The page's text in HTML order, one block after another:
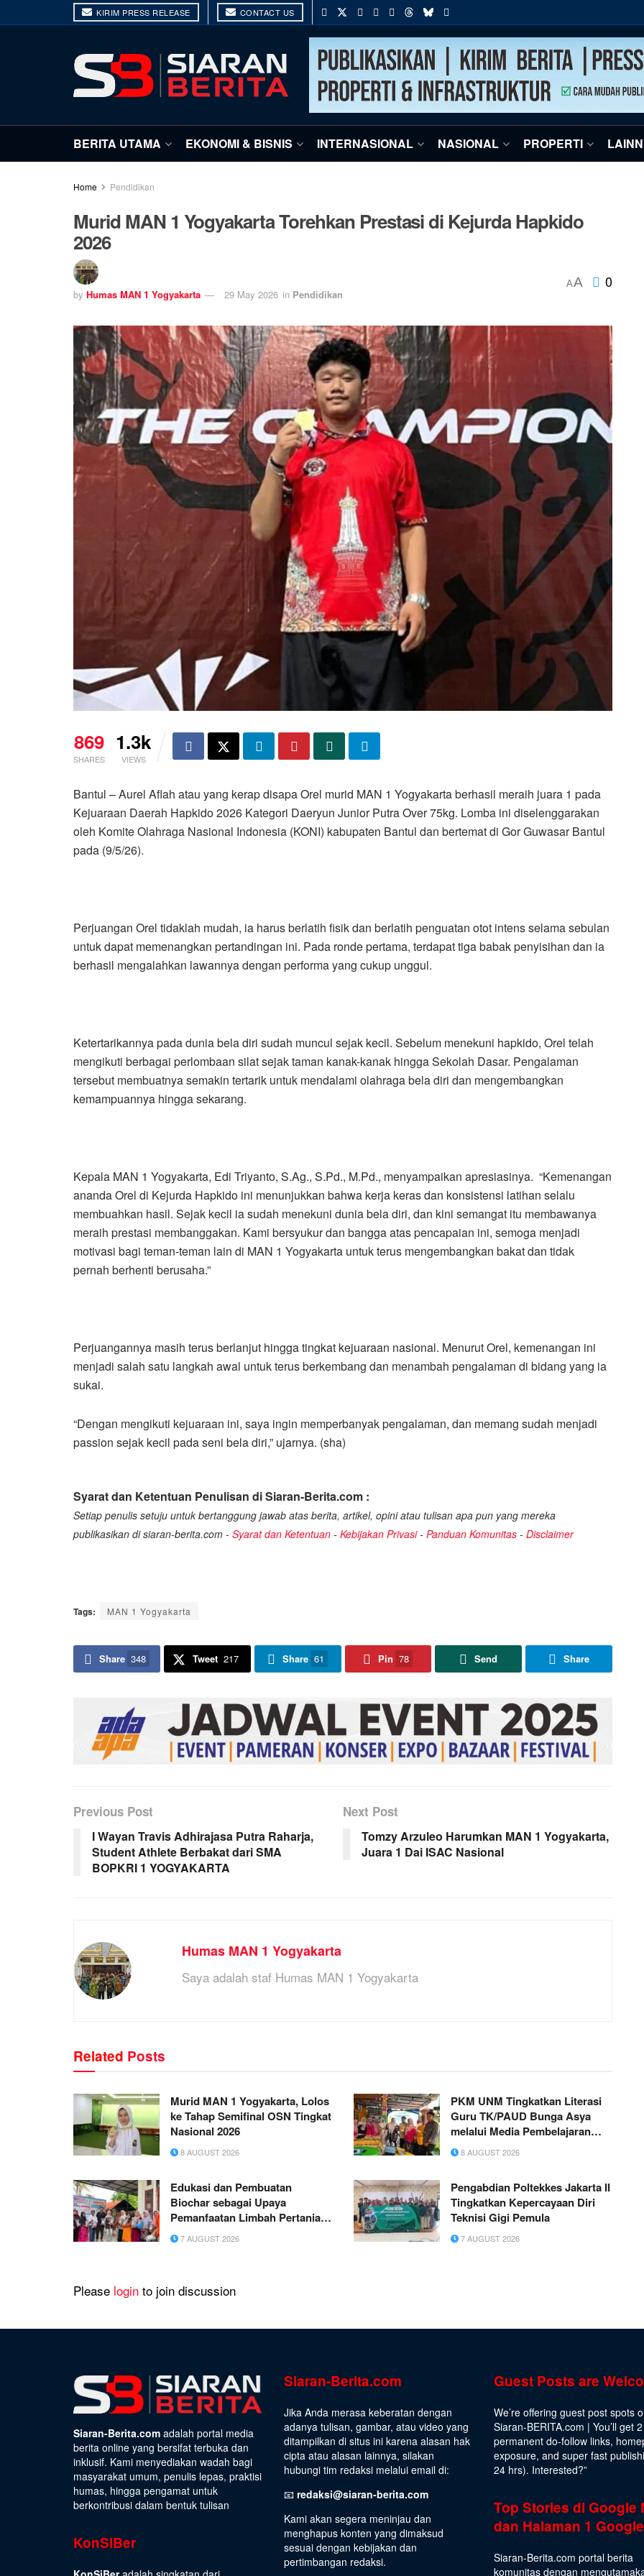
KIRIM PRESS RELEASE CONTACT US
BERITA UTAMA EKONOMI & BISNIS INTERNASIONAL NASIONAL PROPERTI
Home Pendidikan
Murid MAN 1 Yogyakarta Torehkan Prestasi di Kejurda Hapkido
2026
by Humas MAN 1 Yogyakarta 29 May 2026 in Pendidikan
AA 0
869
SHARES
1.3k
VIEWS
Bantul – Aurel Aflah atau yang kerap disapa Orel murid MAN 1 Yogyakarta berhasil meraih juara 1 pada
Kejuaraan Daerah Hapkido 2026 Kategori Daeryun Junior Putra Over 75kg. Lomba ini diselenggarakan
oleh Komite Olahraga Nasional Indonesia (KONI) kabupaten Bantul dan bertemat di Gor Guwasar Bantul
pada (9/5/26).
Perjuangan Orel tidaklah mudah, ia harus berlatih fisik dan berlatih penguatan otot intens selama sebulan
untuk dapat memenangkan pertandingan ini. Pada ronde pertama, terdapat tiga babak penyisihan dan ia
berhasil mengalahkan lawannya dengan performa yang cukup unggul.
Ketertarikannya pada dunia bela diri sudah muncul sejak kecil. Sebelum menekuni hapkido, Orel telah
mengikuti berbagai perlombaan silat sejak taman kanak-kanak hingga Sekolah Dasar. Pengalaman
tersebut membuatnya semakin tertarik untuk mendalami olahraga bela diri dan mengembangkan
kemampuannya hingga sekarang.
Kepala MAN 1 Yogyakarta, Edi Triyanto, S.Ag., S.Pd., M.Pd., menyampaikan apresiasinya. “Kemenangan
ananda Orel di Kejurda Hapkido ini menunjukkan bahwa kerja keras dan konsistensi latihan selalu
membuahkan hasil. Sejak kecil ia sudah menekuni dunia bela diri, dan kini semangat itu membawanya
meraih prestasi membanggakan. Kami bersyukur dan bangga atas pencapaian ini, semoga menjadi
motivasi bagi teman-teman lain di MAN 1 Yogyakarta untuk terus mengembangkan bakat dan tidak
pernah berhenti berusaha.”
Perjuangannya masih terus berlanjut hingga tingkat kejuaraan nasional. Menurut Orel, kemenangan ini
menjadi salah satu langkah awal untuk terus berkembang dan menambah pengalaman di bidang yang ia
sukai.
“Dengan mengikuti kejuaraan ini, saya ingin memperbanyak pengalaman, dan memang sudah menjadi
passion sejak kecil pada seni bela diri,” ujarnya. (sha)
Syarat dan Ketentuan Penulisan di Siaran-Berita.com :
Setiap penulis setuju untuk bertanggung jawab atas berita, artikel, opini atau tulisan apa pun yang mereka
publikasikan di siaran-berita.com - Syarat dan Ketentuan - Kebijakan Privasi- Panduan Komunitas - Disclaimer
Tags: MAN 1 Yogyakarta
Share 348 Tweet 217 Share 61 Pin 78 Send Share
Previous Post
I Wayan Travis Adhirajasa Putra Raharja,
Student Athlete Berbakat dari SMA
BOPKRI 1 YOGYAKARTA
Next Post
Tomzy Arzuleo Harumkan MAN 1 Yogyakarta,
Juara 1 Dai ISAC Nasional
Humas MAN 1 Yogyakarta
Saya adalah staf Humas MAN 1 Yogyakarta
Related Posts
Murid MAN 1 Yogyakarta, Lolos
ke Tahap Semifinal OSN Tingkat
Nasional 2026
8 AUGUST 2026
PKM UNM Tingkatkan Literasi
Guru TK/PAUD Bunga Asya
melalui Media Pembelajaran
Matematika Digital
8 AUGUST 2026
Edukasi dan Pembuatan
Biochar sebagai Upaya
Pemanfaatan Limbah Pertanian
di Gampong Sambongan Baro
7 AUGUST 2026
Pengabdian Poltekkes Jakarta II
Tingkatkan Kepercayaan Diri
Teknisi Gigi Pemula
7 AUGUST 2026
Please login to join discussion
Siaran-Berita.com adalah portal media
berita online yang bersifat terbuka dan
inklusif. Kami menyediakan wadah bagi
masyarakat umum, penulis lepas, praktisi
humas, hingga pengamat untuk
berkontribusi dalam bentuk tulisan
KonSiBer
Siaran-Berita.com
Jika Anda merasa keberatan dengan
adanya tulisan, gambar, atau video yang
ditampilkan di situs ini karena alasan hak
cipta atau alasan lainnya, silakan
hubungi tim redaksi melalui email di:
📧 redaksi@siaran-berita.com
Kami akan segera meninjau dan
menghapus konten yang dimaksud
sesuai dengan kebijakan dan
pertimbangan redaksi.
Guest Posts are
We’re offering guest post spots
Siaran-BERITA.com | You’ll get 2
permanent do-follow links,
exposure, and super fast
24 hrs). Interested?”
Top Stories di Google
dan Halaman 1 Google
Siaran-Berita.com portal berita
komunitas dengan